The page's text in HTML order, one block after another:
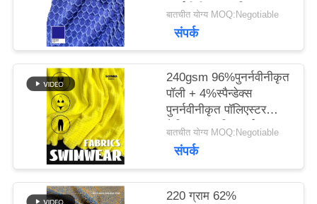
PRIVACY
POLICY
पुनर्नवीनीकरण पॉलिएस्टर
फैब्रिक फॉर निट सर्कुलर
बातचीत योग्य MOQ:Negotiable
संपर्क
240gsm 96%पुनर्नवीनीकृत
पॉली + 4%स्पैन्डेक्स
पुनर्नवीनीकृत पॉलिएस्टर
फैब्रिक फॉर निट सर्कुलर
बातचीत योग्य MOQ:Negotiable
संपर्क
220 ग्राम 62%